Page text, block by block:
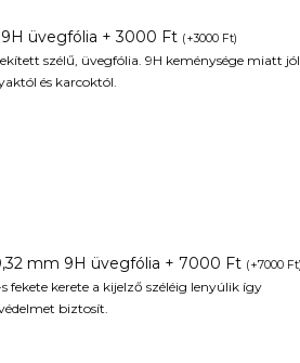
üvegfólia + 3000 Ft (+3000 Ft)
szélű, üvegfólia. 9H keménysége miatt jól
és karcoktól.
mm 9H üvegfólia + 7000 Ft (+7000 Ft
fekete kerete a kijelző széléig lenyúlik így
biztosít.